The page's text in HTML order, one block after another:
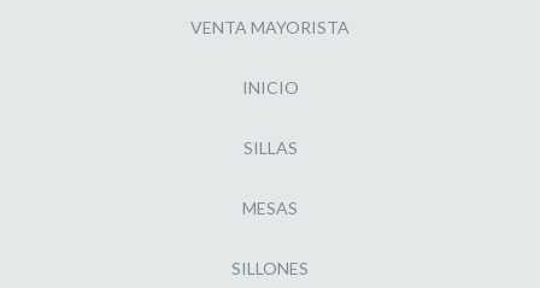
VENTA MAYORISTA
INICIO
SILLAS
MESAS
SILLONES